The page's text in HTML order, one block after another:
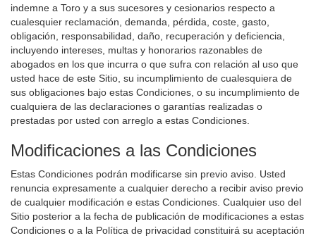
indemne a Toro y a sus sucesores y cesionarios respecto a
cualesquier reclamación, demanda, pérdida, coste, gasto,
obligación, responsabilidad, daño, recuperación y deficiencia,
incluyendo intereses, multas y honorarios razonables de
abogados en los que incurra o que sufra con relación al uso que
usted hace de este Sitio, su incumplimiento de cualesquiera de
sus obligaciones bajo estas Condiciones, o su incumplimiento de
cualquiera de las declaraciones o garantías realizadas o
prestadas por usted con arreglo a estas Condiciones.
Modificaciones a las Condiciones
Estas Condiciones podrán modificarse sin previo aviso. Usted
renuncia expresamente a cualquier derecho a recibir aviso previo
de cualquier modificación e estas Condiciones. Cualquier uso del
Sitio posterior a la fecha de publicación de modificaciones a estas
Condiciones o a la Política de privacidad constituirá su aceptación